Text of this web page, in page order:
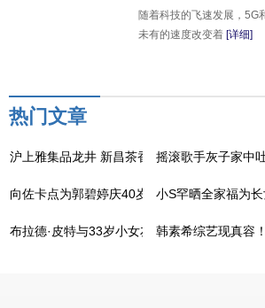
随着科技的飞速发展，5G
未有的速度改变着 [详细]
热门文章
沪上雅集品龙井 新昌茶香飘万里 "诗路寻味
摇滚歌手灰子家中
向佐卡点为郭碧婷庆40岁生日小S罕晒全家福为长
布拉德·皮特与33岁小女友恋情升温，同框看展
韩素希综艺现真容